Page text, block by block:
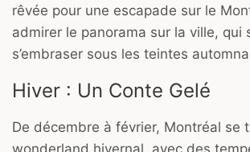
rêvée pour une escapade sur le
admirer le panorama sur la ville, qui
s’embraser sous les teintes
Hiver : Un Conte Gelé
De décembre à février, Montréal se